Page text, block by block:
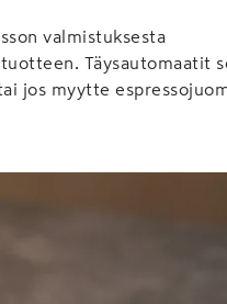
valmistuksesta
Täysautomaatit
jos myytte